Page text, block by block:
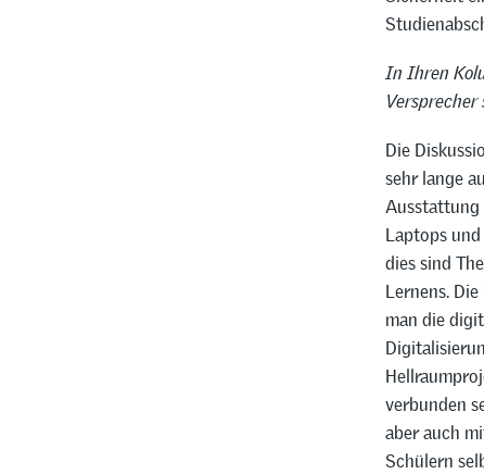
In Ihren
Die
sehr lange
Ausstattung
Laptops
dies sind
Lernens.
man die
verbunden
aber auch
Schülern